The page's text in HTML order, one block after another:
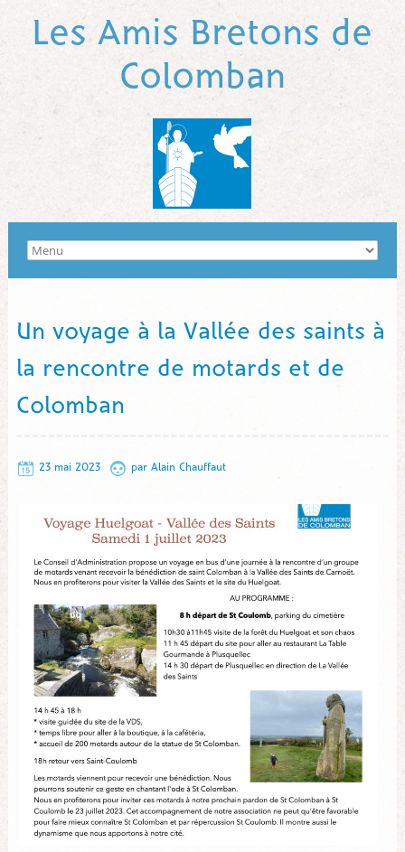
Les Amis Bretons de
Colomban
Un voyage à la Vallée des saints à
la rencontre de motards et de
Colomban
23 mai 2023 par Alain Chauffaut